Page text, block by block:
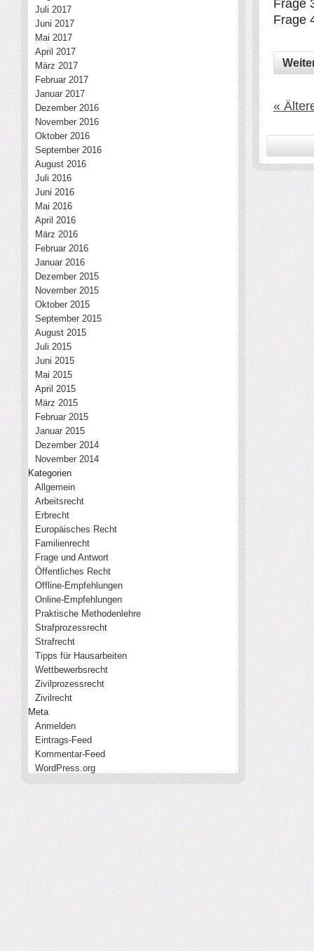
Frage
Frage
«
Juli 2017
Juni 2017
Mai 2017
April 2017
März 2017
Februar 2017
Januar 2017
Dezember 2016
November 2016
Oktober 2016
September 2016
August 2016
Juli 2016
Juni 2016
Mai 2016
April 2016
März 2016
Februar 2016
Januar 2016
Dezember 2015
November 2015
Oktober 2015
September 2015
August 2015
Juli 2015
Juni 2015
Mai 2015
April 2015
März 2015
Februar 2015
Januar 2015
Dezember 2014
November 2014
Kategorien
Allgemein
Arbeitsrecht
Erbrecht
Europäisches Recht
Familienrecht
Frage und Antwort
Öffentliches Recht
Offline-Empfehlungen
Online-Empfehlungen
Praktische Methodenlehre
Strafprozessrecht
Strafrecht
Tipps für Hausarbeiten
Wettbewerbsrecht
Zivilprozessrecht
Zivilrecht
Meta
Anmelden
Eintrags-Feed
Kommentar-Feed
WordPress.org